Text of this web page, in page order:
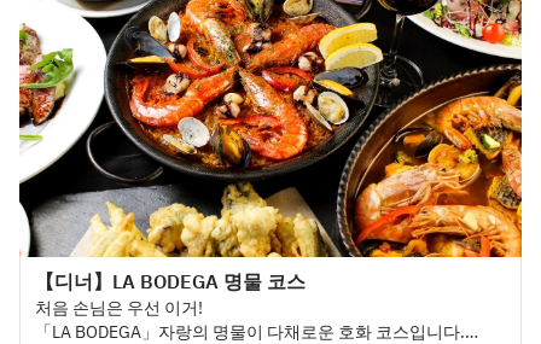
【디너】LA BODEGA 명물 코스
처음 손님은 우선 이거!
「LA BODEGA」자랑의 명물이 다채로운 호화 코스입니다.